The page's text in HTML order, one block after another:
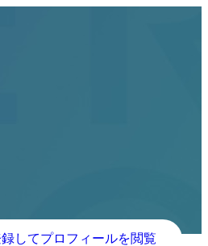
してプロフィールを閲覧